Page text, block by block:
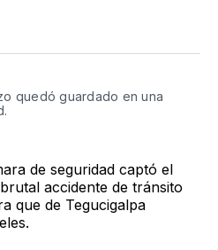
quedó guardado en una
de seguridad captó el
accidente de tránsito
que de Tegucigalpa